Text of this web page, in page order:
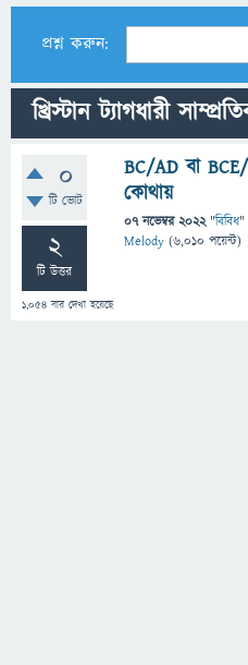
প্রশ্ন করুন:
খ্রিস্টান ট্যাগধারী
0
টি ভোট
2
টি উত্তর
1,054 বার দেখা হয়েছে
BC/AD বা
কোথায়
07 নভেম্বর 2022 "বিবিধ"
Melody (6,010 পয়েন্ট)